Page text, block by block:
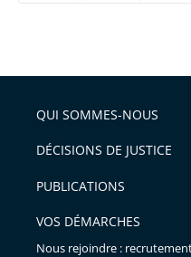
arriver
après
l'article
pour
avant
QUI SOMMES-NOUS
DÉCISIONS DE JUSTICE
PUBLICATIONS
VOS DÉMARCHES
Nous rejoindre :